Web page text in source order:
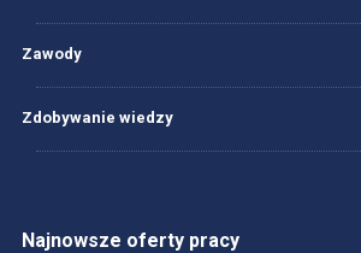
Zawody
Zdobywanie wiedzy
Najnowsze oferty pracy